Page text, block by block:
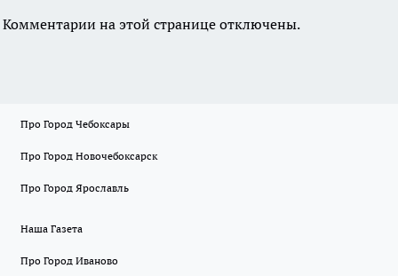
Комментарии на этой странице отключены.
Про Город Чебоксары
Про Город Новочебоксарск
Про Город Ярославль
Наша Газета
Про Город Иваново